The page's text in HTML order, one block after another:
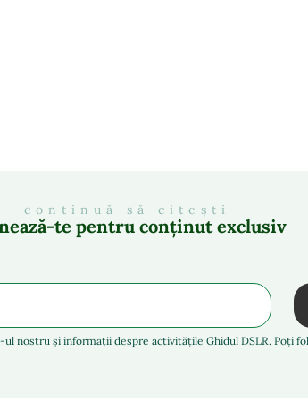
continuă să citești
te pentru conținut exclusiv
și informații despre activitățile Ghidul DSLR. Poți